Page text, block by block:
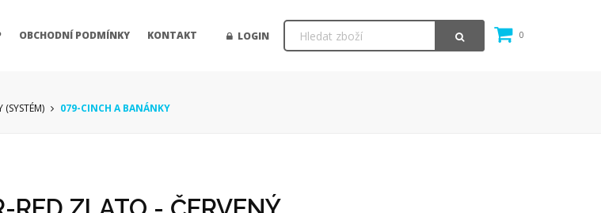
0
LOGIN
OBCHODNÍ PODMÍNKY KONTAKT
079-CINCH A BANÁNKY